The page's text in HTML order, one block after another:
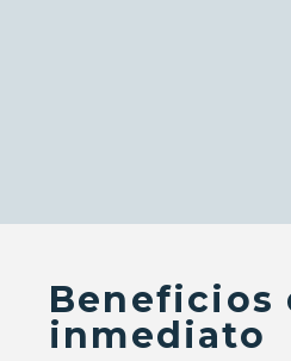
Beneficios
inmediato